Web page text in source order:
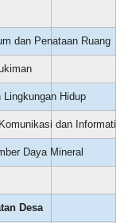
dan Penataan Ruang
Hidup
dan Informatika
Daya Mineral
Desa